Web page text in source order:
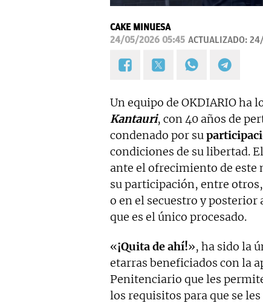
CAKE MINUESA
24/05/2026 05:45 ACTUALIZADO:
Un equipo de OKDIARIO ha
Kantauri, con 40 años de
condenado por su
condiciones de su libertad.
ante el ofrecimiento de
su participación, entre
o en el secuestro y posterior
que es el único procesado.
«¡Quita de ahí!», ha sido la
etarras beneficiados con la
Penitenciario que les
los requisitos para que se